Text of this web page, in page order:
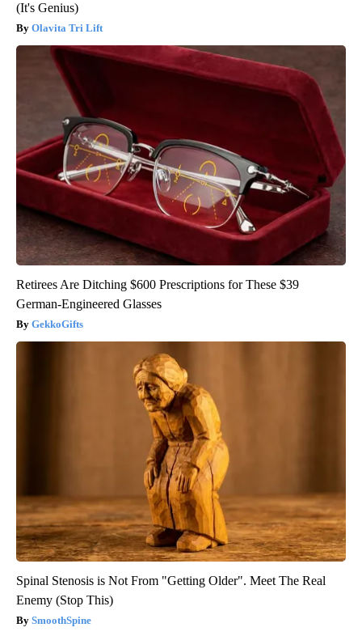
(It's Genius)
Olavita Tri Lift
Retirees Are Ditching $600 Prescriptions for These $39
German-Engineered Glasses
GekkoGifts
Spinal Stenosis is Not From "Getting Older". Meet The Real
Enemy (Stop This)
SmoothSpine